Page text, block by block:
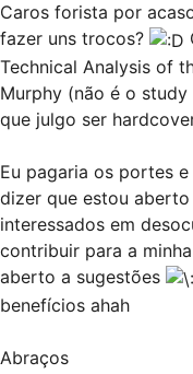
Caros forista por
fazer uns trocos?
Technical Analysis of
Murphy (não é o
que julgo ser
Eu pagaria os portes
dizer que estou
interessados em
contribuir para a
aberto a sugestões
benefícios ahah
Abraços